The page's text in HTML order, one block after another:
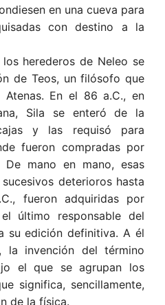
en una cueva para
con destino a la
herederos de Neleo se
de Teos, un filósofo que
En el 86 a.C., en
Sila se enteró de la
y las requisó para
fueron compradas por
De mano en mano, esas
deterioros hasta
fueron adquiridas por
último responsable del
su edición definitiva. A él
la invención del término
el que se agrupan los
significa, sencillamente,
de la física.